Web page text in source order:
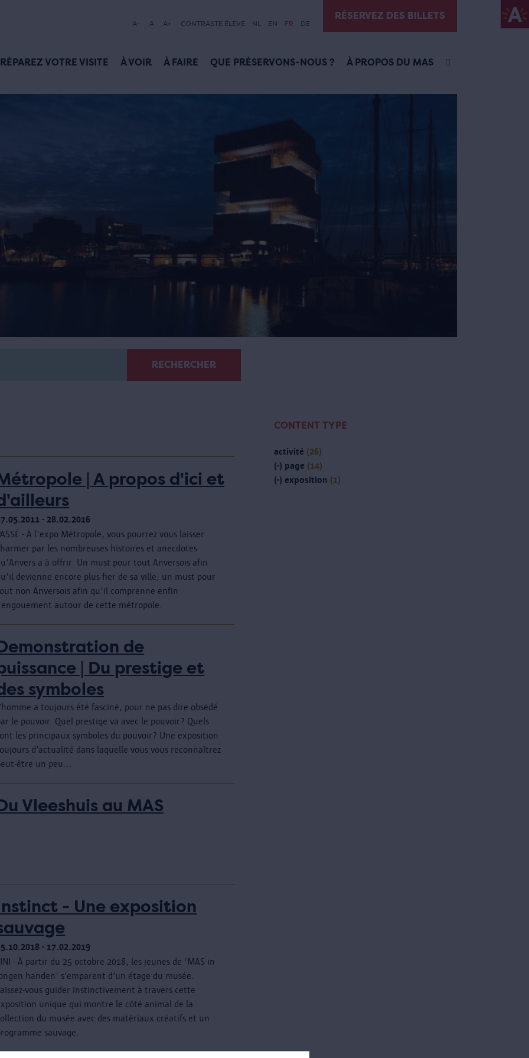
A- A A+ CONTRASTE ÉLEVÉ NL EN FR DE
RÉSERVEZ DES BILLETS
VOTRE VISITE À VOIR À FAIRE QUE PRÉSERVONS-NOUS ? À PROPOS DU MAS
RECHERCHER
CONTENT TYPE
activité (26)
(-) page (14)
(-) exposition (1)
| A propos d'ici et
- 28.02.2016
- À l'expo Métropole, vous pourrez vous laisser
par les nombreuses histoires et anecdotes
a à offrir. Un must pour tout Anversois afin
devienne encore plus fier de sa ville, un must pour
non Anversois afin qu'il comprenne enfin
autour de cette métropole.
de
| Du prestige et
symboles
a toujours été fasciné, pour ne pas dire obsédé
le pouvoir. Quel prestige va avec le pouvoir? Quels
les principaux symboles du pouvoir? Une exposition
d’actualité dans laquelle vous vous reconnaîtrez
être un peu...
Vleeshuis au MAS
- Une exposition
- 17.02.2019
- À partir du 25 octobre 2018, les jeunes de ‘MAS in
handen' s’emparent d’un étage du musée.
vous guider instinctivement à travers cette
unique qui montre le côté animal de la
du musée avec des matériaux créatifs et un
sauvage.